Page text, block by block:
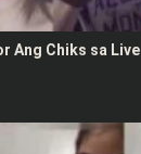
Ang Chiks sa Live